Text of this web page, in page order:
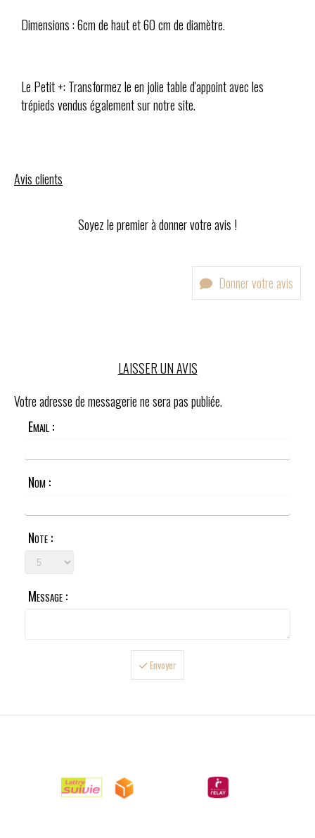
Dimensions : 6cm de haut et 60 cm de diamètre.
Le Petit +: Transformez le en jolie table d'appoint avec les
trépieds vendus également sur notre site.
Avis clients
Soyez le premier à donner votre avis !
Donner votre avis
LAISSER UN AVIS
Votre adresse de messagerie ne sera pas publiée.
Email :
Nom :
Note :
Message :
Envoyer